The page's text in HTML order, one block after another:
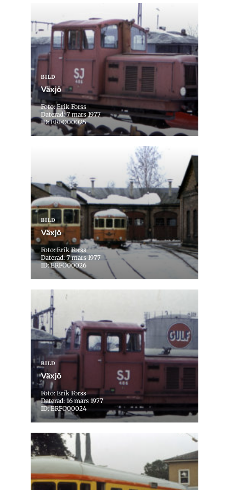
BILD
Växjö
Foto: Erik Forss
Daterad: 7 mars 1977
ID: ERFO00025
BILD
Växjö
Foto: Erik Forss
Daterad: 7 mars 1977
ID: ERFO00026
BILD
Växjö
Foto: Erik Forss
Daterad: 16 mars 1977
ID: ERFO00024